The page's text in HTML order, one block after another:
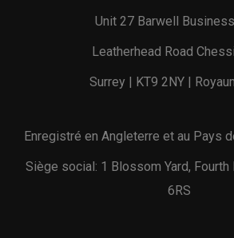
Unit 27 Barwell
Leatherhead Road
Surrey | KT9 2NY |
Enregistré en Angleterre et au Pays
Siège social: 1 Blossom Yard, Fourth
6RS